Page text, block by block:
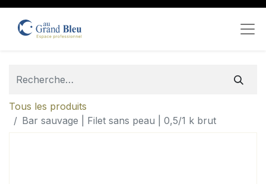
Tous les produits
Bar sauvage | Filet sans peau | 0,5/1 k brut